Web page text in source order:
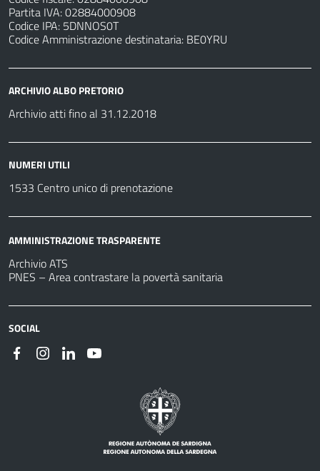
Partita IVA: 02884000908
Codice IPA: 5DNNOS0T
Codice Amministrazione destinataria: BE0YRU
ARCHIVIO ALBO PRETORIO
Archivio atti fino al 31.12.2018
NUMERI UTILI
1533 Centro unico di prenotazione
AMMINISTRAZIONE TRASPARENTE
Archivio ATS
PNES – Area contrastare la povertà sanitaria
SOCIAL